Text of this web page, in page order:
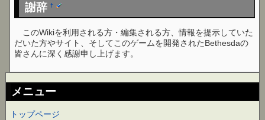
謝辞†
このWikiを利用される方・編集される方、情報を提示していた
だいた方やサイト、そしてこのゲームを開発されたBethesdaの
皆さんに深く感謝申し上げます。
メニュー
トップページ